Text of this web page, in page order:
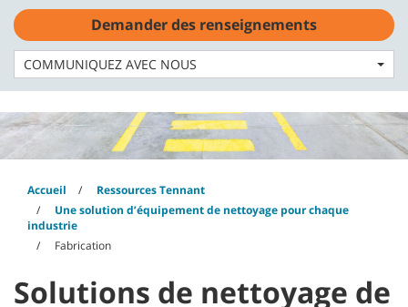
Skip
content
Skip
navigation
menu
Accueil
Ressources Tennant
Une solution d’équipement de nettoyage pour chaque
industrie
Fabrication
Solutions de nettoyage de
Demander des renseignements
COMMUNIQUEZ AVEC NOUS